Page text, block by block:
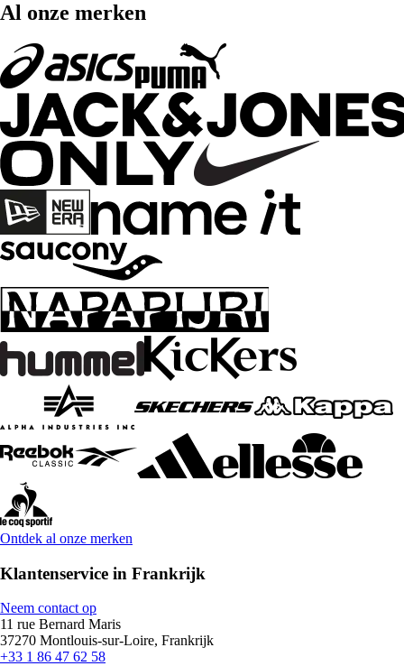
Al onze merken
Ontdek al onze merken
Klantenservice in Frankrijk
Neem contact op
11 rue Bernard Maris
37270 Montlouis-sur-Loire, Frankrijk
+33 1 86 47 62 58